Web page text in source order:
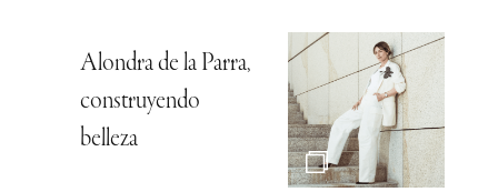
Alondra de la Parra,
construyendo
belleza